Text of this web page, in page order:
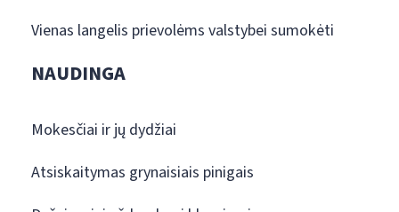
Vienas langelis prievolėms valstybei sumokėti
NAUDINGA
Mokesčiai ir jų dydžiai
Atsiskaitymas grynaisiais pinigais